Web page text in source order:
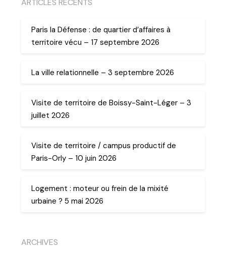
ARTICLES RECENTS
Paris la Défense : de quartier d’affaires à
territoire vécu – 17 septembre 2026
La ville relationnelle – 3 septembre 2026
Visite de territoire de Boissy-Saint-Léger – 3
juillet 2026
Visite de territoire / campus productif de
Paris-Orly – 10 juin 2026
Logement : moteur ou frein de la mixité
urbaine ? 5 mai 2026
ARCHIVES